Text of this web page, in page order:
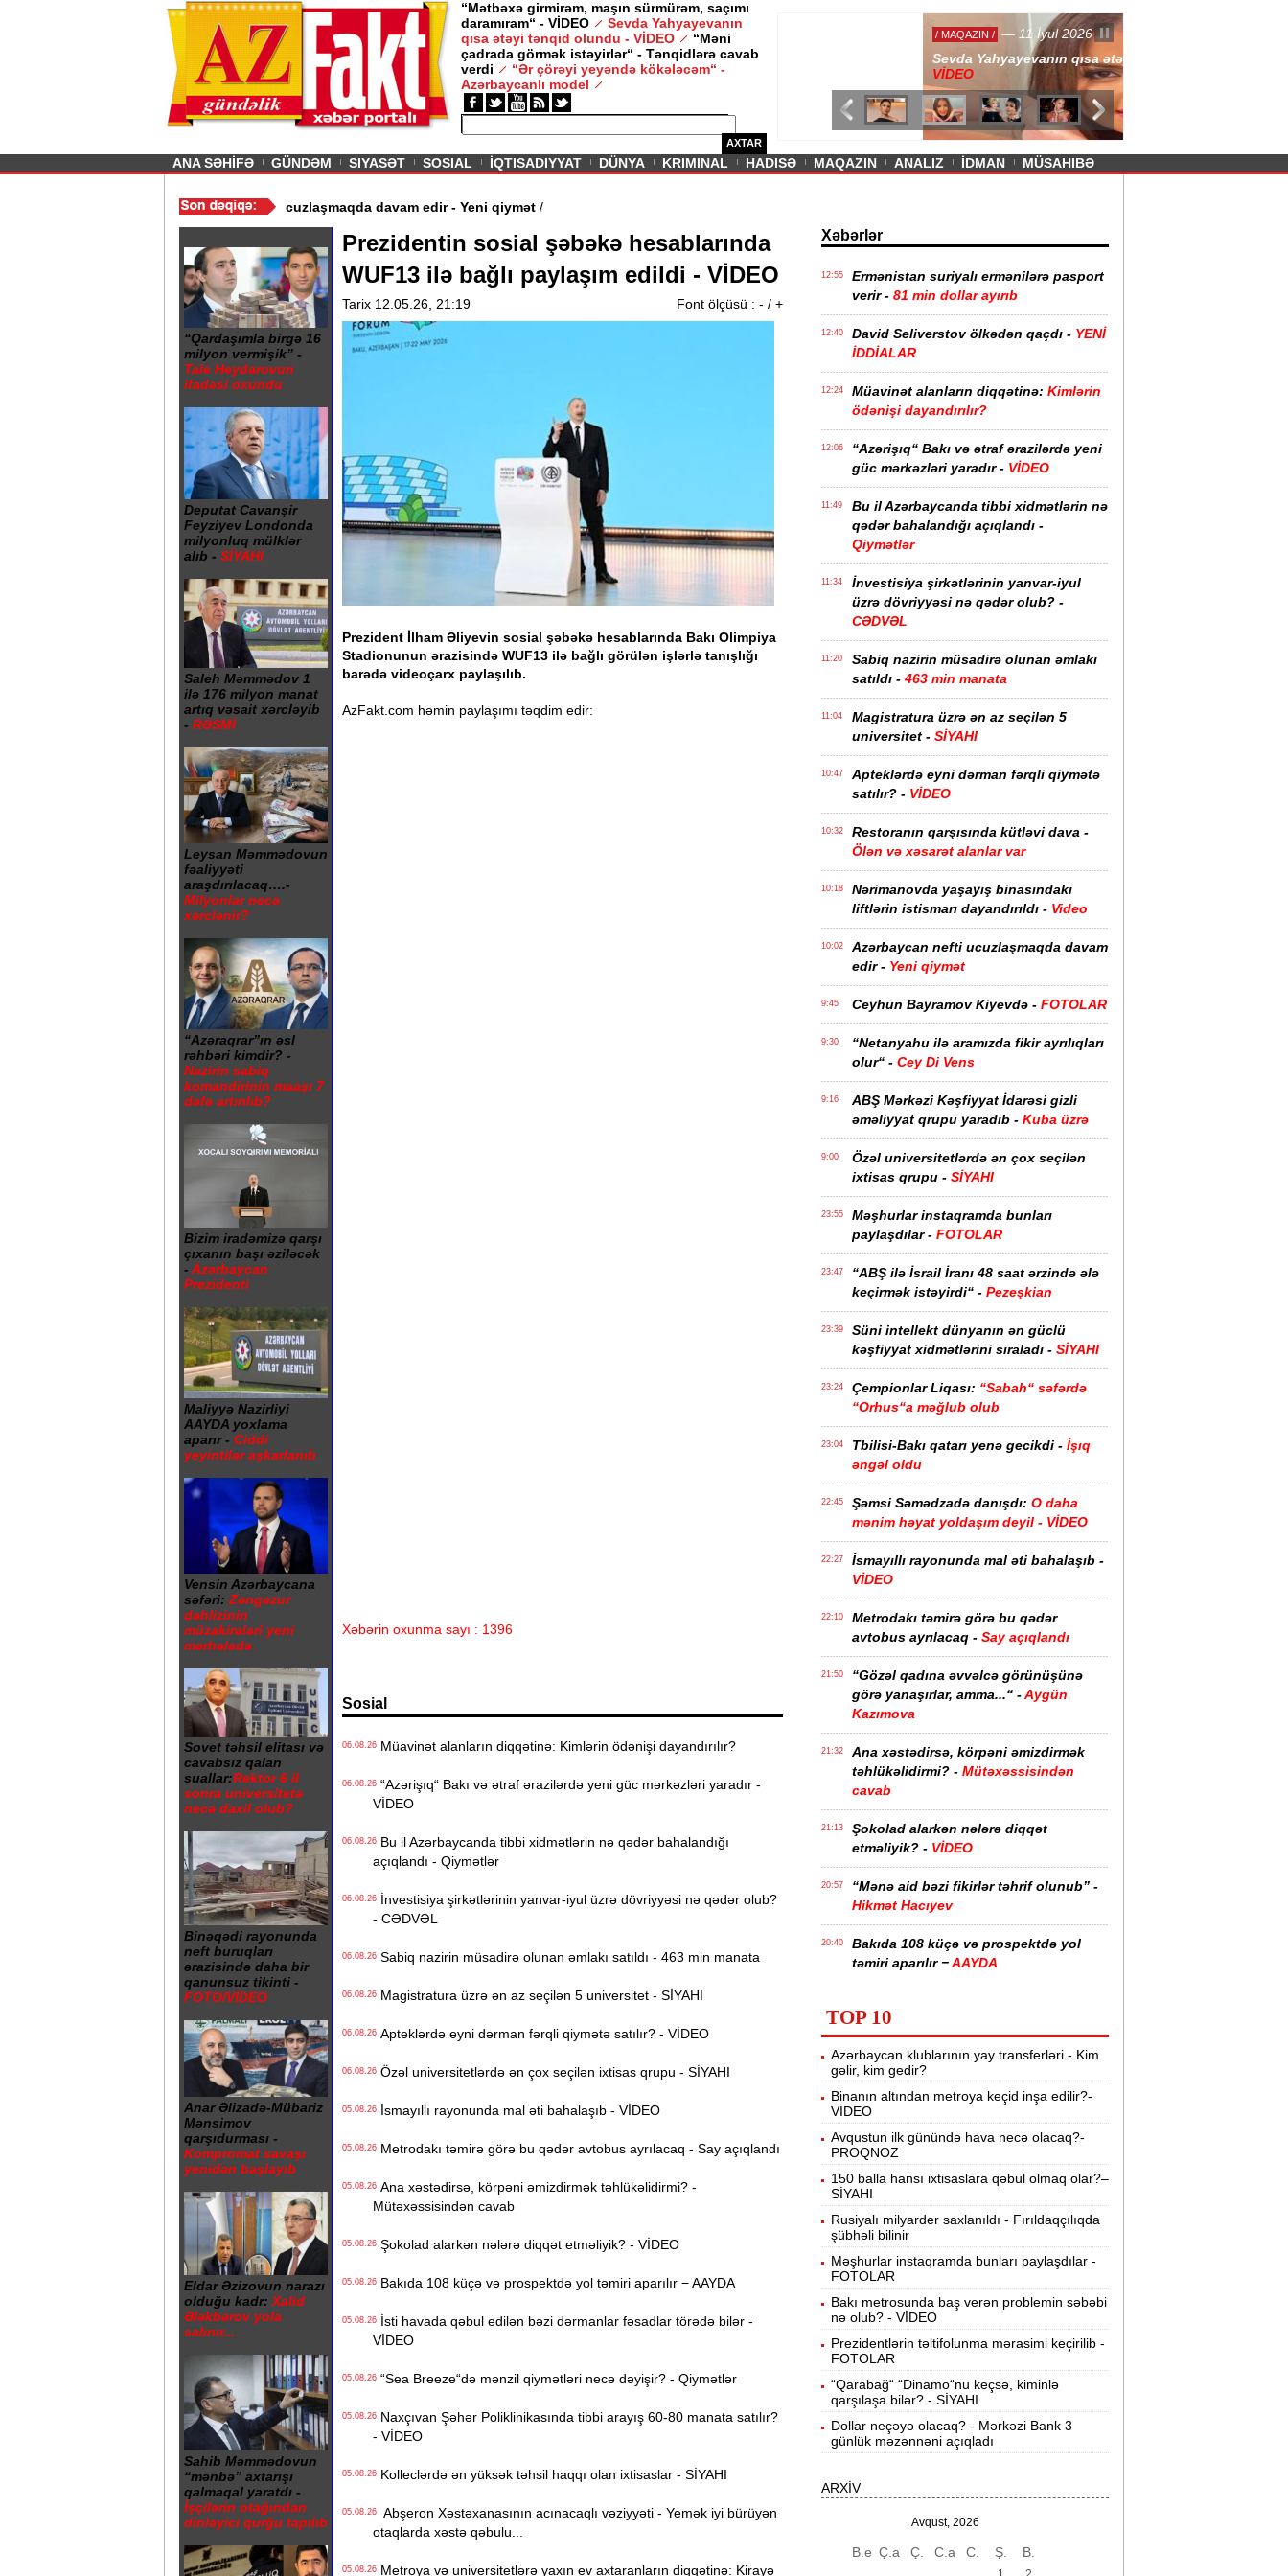
“Mətbəxə girmirəm, maşın sürmürəm, saçımı
daramıram“ - VİDEO
Sevda Yahyayevanın
qısa ətəyi tənqid olundu - VİDEO
“Məni
çadrada görmək istəyirlər“ - Tənqidlərə cavab
verdi
“Ər çörəyi yeyəndə kökələcəm“ -
Azərbaycanlı model
AXTAR
— 11 İyul 2026
Sevda Yahyayevanın qısa ətəyi tənqid olundu -
Previous
ANA SƏHİFƏ GÜNDƏM SIYASƏT SOSIAL İQTISADIYYAT DÜNYA KRIMINAL HADISƏ MAQAZIN ANALIZ İDMAN MÜSAHIBƏ
istismarı dayandırıldı - Video /Azərbaycan nefti ucuzlaşmaqda davam edir - Yeni qiymət
“Qardaşımla birgə 16
milyon vermişik” -
Tale Heydərovun
ifadəsi oxundu
Deputat Cavanşir
Feyziyev Londonda
milyonluq mülklər
alıb - SİYAHI
Saleh Məmmədov 1
ilə 176 milyon manat
artıq vəsait xərcləyib
- RƏSMİ
Leysan Məmmədovun
fəaliyyəti
araşdırılacaq….-
Milyonlar necə
xərclənir?
“Azəraqrar”ın əsl
rəhbəri kimdir? -
Nazirin sabiq
komandirinin maaşı 7
dəfə artırılıb?
Bizim iradəmizə qarşı
çıxanın başı əziləcək
- Azərbaycan
Prezidenti
Maliyyə Nazirliyi
AAYDA yoxlama
aparır - Ciddi
yeyintilər aşkarlanıb
Vensin Azərbaycana
səfəri: Zəngəzur
dəhlizinin
müzakirələri yeni
mərhələdə
Sovet təhsil elitası və
cavabsız qalan
suallar:Rektor 6 il
sonra universitetə
necə daxil olub?
Binəqədi rayonunda
neft buruqları
ərazisində daha bir
qanunsuz tikinti -
FOTO/VİDEO
Anar Əlizadə-Mübariz
Mənsimov
qarşıdurması -
Kompromat savaşı
yenidən başlayıb
Eldar Əzizovun narazı
olduğu kadr: Xalid
Ələkbərov yola
salınır...
Sahib Məmmədovun
“mənbə” axtarışı
qalmaqal yaratdı -
İşçilərin otağından
dinləyici qurğu tapılıb
Prezidentin sosial şəbəkə hesablarında
WUF13 ilə bağlı paylaşım edildi - VİDEO
Tarix 12.05.26, 21:19 Font ölçüsü : - / +
Prezident İlham Əliyevin sosial şəbəkə hesablarında Bakı Olimpiya
Stadionunun ərazisində WUF13 ilə bağlı görülən işlərlə tanışlığı
barədə videoçarx paylaşılıb.
AzFakt.com həmin paylaşımı təqdim edir:
Xəbərin oxunma sayı : 1396
Sosial
06.08.26Müavinət alanların diqqətinə: Kimlərin ödənişi dayandırılır?
06.08.26“Azərişıq“ Bakı və ətraf ərazilərdə yeni güc mərkəzləri yaradır -
VİDEO
06.08.26Bu il Azərbaycanda tibbi xidmətlərin nə qədər bahalandığı
açıqlandı - Qiymətlər
06.08.26İnvestisiya şirkətlərinin yanvar-iyul üzrə dövriyyəsi nə qədər olub?
- CƏDVƏL
06.08.26Sabiq nazirin müsadirə olunan əmlakı satıldı - 463 min manata
06.08.26Magistratura üzrə ən az seçilən 5 universitet - SİYAHI
06.08.26Apteklərdə eyni dərman fərqli qiymətə satılır? - VİDEO
06.08.26Özəl universitetlərdə ən çox seçilən ixtisas qrupu - SİYAHI
05.08.26İsmayıllı rayonunda mal əti bahalaşıb - VİDEO
05.08.26Metrodakı təmirə görə bu qədər avtobus ayrılacaq - Say açıqlandı
05.08.26Ana xəstədirsə, körpəni əmizdirmək təhlükəlidirmi? -
Mütəxəssisindən cavab
05.08.26Şokolad alarkən nələrə diqqət etməliyik? - VİDEO
05.08.26Bakıda 108 küçə və prospektdə yol təmiri aparılır − AAYDA
05.08.26İsti havada qəbul edilən bəzi dərmanlar fəsadlar törədə bilər -
VİDEO
05.08.26“Sea Breeze“də mənzil qiymətləri necə dəyişir? - Qiymətlər
05.08.26Naxçıvan Şəhər Poliklinikasında tibbi arayış 60-80 manata satılır?
- VİDEO
05.08.26Kolleclərdə ən yüksək təhsil haqqı olan ixtisaslar - SİYAHI
05.08.26Abşeron Xəstəxanasının acınacaqlı vəziyyəti - Yemək iyi bürüyən
otaqlarda xəstə qəbulu...
05.08.26Metroya və universitetlərə yaxın ev axtaranların diqqətinə: Kirayə
Xəbərlər
12:55
Ermənistan suriyalı ermənilərə pasport
verir - 81 min dollar ayırıb
12:40 David Seliverstov ölkədən qaçdı - YENİ
İDDİALAR
12:24 Müavinət alanların diqqətinə: Kimlərin
ödənişi dayandırılır?
12:06
“Azərişıq“ Bakı və ətraf ərazilərdə yeni
güc mərkəzləri yaradır - VİDEO
11:49
Bu il Azərbaycanda tibbi xidmətlərin nə
qədər bahalandığı açıqlandı -
Qiymətlər
11:34
İnvestisiya şirkətlərinin yanvar-iyul
üzrə dövriyyəsi nə qədər olub? -
CƏDVƏL
11:20
Sabiq nazirin müsadirə olunan əmlakı
satıldı - 463 min manata
11:04
Magistratura üzrə ən az seçilən 5
universitet - SİYAHI
10:47
Apteklərdə eyni dərman fərqli qiymətə
satılır? - VİDEO
10:32
Restoranın qarşısında kütləvi dava -
Ölən və xəsarət alanlar var
10:18
Nərimanovda yaşayış binasındakı
liftlərin istismarı dayandırıldı - Video
10:02
Azərbaycan nefti ucuzlaşmaqda davam
edir - Yeni qiymət
9:45 Ceyhun Bayramov Kiyevdə - FOTOLAR
9:30
“Netanyahu ilə aramızda fikir ayrılıqları
olur“ - Cey Di Vens
9:16
ABŞ Mərkəzi Kəşfiyyat İdarəsi gizli
əməliyyat qrupu yaradıb - Kuba üzrə
9:00
Özəl universitetlərdə ən çox seçilən
ixtisas qrupu - SİYAHI
23:55
Məşhurlar instaqramda bunları
paylaşdılar - FOTOLAR
23:47
“ABŞ ilə İsrail İranı 48 saat ərzində ələ
keçirmək istəyirdi“ - Pezeşkian
23:39
Süni intellekt dünyanın ən güclü
kəşfiyyat xidmətlərini sıraladı - SİYAHI
23:24 Çempionlar Liqası: “Sabah“ səfərdə
“Orhus“a məğlub olub
23:04 Tbilisi-Bakı qatarı yenə gecikdi - İşıq
əngəl oldu
22:45 Şəmsi Səmədzadə danışdı: O daha
mənim həyat yoldaşım deyil - VİDEO
22:27
İsmayıllı rayonunda mal əti bahalaşıb -
VİDEO
22:10
Metrodakı təmirə görə bu qədər
avtobus ayrılacaq - Say açıqlandı
21:50
“Gözəl qadına əvvəlcə görünüşünə
görə yanaşırlar, amma...“ -Aygün
Kazımova
21:32
Ana xəstədirsə, körpəni əmizdirmək
təhlükəlidirmi? - Mütəxəssisindən
cavab
21:13
Şokolad alarkən nələrə diqqət
etməliyik? - VİDEO
20:57
“Mənə aid bəzi fikirlər təhrif olunub” -
Hikmət Hacıyev
20:40
Bakıda 108 küçə və prospektdə yol
təmiri aparılır −AAYDA
fəsadlar törədə bilər -
20:06
Müharibədə 3 400-dən çox iranlı və 18
ABŞ hərbçisi həlak olub -
19:48 BMT-dən dəhşətli xəbərdarlıq -
milyon insan ac qala bilər
19:31
“Wildberries” anbar tutumunun üçdə
birini itirib -
19:16
“Sea Breeze“də mənzil qiymətləri necə
dəyişir? -Qiymətlər
19:00 Bakıda ticarət mərkəzində FACİƏ:liftin
şaxtasına düşüb öldü
18:41 Pentaqondan kritik addım:Rusiya və
Çinə qarşı yeni plan
18:22
Naxçıvan Şəhər Poliklinikasında tibbi
arayış 60-80 manata satılır? -VİDEO
olan ixtisaslar -
"Yəhudi David Seliverstov" Kazım
SENSASİON detallar
TOP 10
Azərbaycan klublarının yay transferləri - Kim
gəlir, kim gedir?
Binanın altından metroya keçid inşa edilir?-
VİDEO
Avqustun ilk günündə hava necə olacaq?-
PROQNOZ
150 balla hansı ixtisaslara qəbul olmaq olar?–
SİYAHI
Rusiyalı milyarder saxlanıldı - Fırıldaqçılıqda
şübhəli bilinir
Məşhurlar instaqramda bunları paylaşdılar -
FOTOLAR
Bakı metrosunda baş verən problemin səbəbi
nə olub? - VİDEO
Prezidentlərin təltifolunma mərasimi keçirilib -
FOTOLAR
“Qarabağ“ “Dinamo“nu keçsə, kiminlə
qarşılaşa bilər? - SİYAHI
Dollar neçəyə olacaq? - Mərkəzi Bank 3
günlük məzənnəni açıqladı
ARXİV
Avqust, 2026
B.e Ç.a Ç. C.a C. Ş. B.